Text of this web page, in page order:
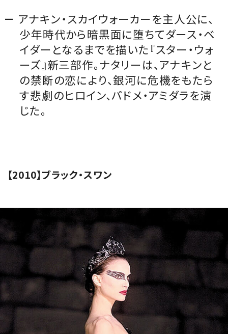
アナキン・スカイウォーカーを主人公に、
少年時代から暗黒面に堕ちてダース・ベ
イダーとなるまでを描いた『スター・ウォ
ーズ』新三部作。ナタリーは、アナキンと
の禁断の恋により、銀河に危機をもたら
す悲劇のヒロイン、パドメ・アミダラを演
じた。
【2010】ブラック・スワン